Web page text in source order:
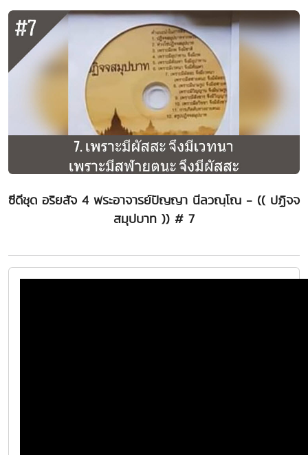
ซีดีชุด อริยสัจ 4 พระอาจารย์ปัญญา นีลวณฺโณ - (( ปฏิจจ
สมุปบาท )) # 7